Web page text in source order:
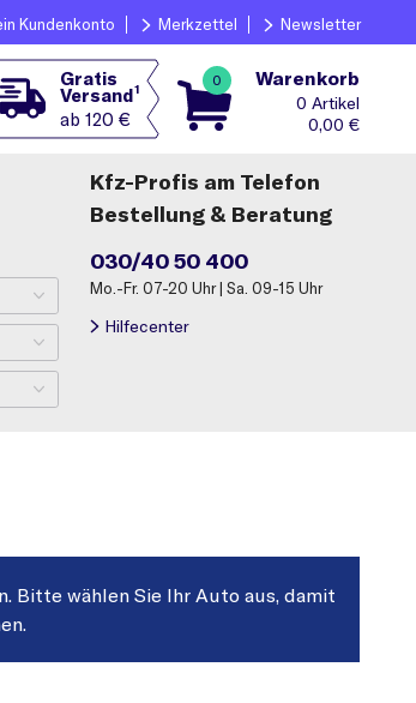
Kundenkonto Merkzettel Newsletter
Gratis
Versand1
ab 120 €
0 Warenkorb
0
0,00 €
Kfz-Profis am Telefon
Bestellung & Beratung
030/40 50 400
Mo.-Fr. 07-20 Uhr | Sa. 09-15 Uhr
Hilfecenter
Bitte wählen Sie Ihr Auto aus, damit